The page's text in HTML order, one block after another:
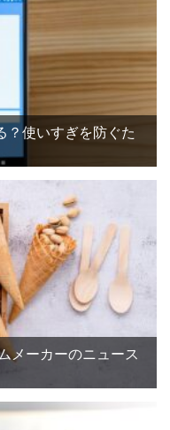
？使いすぎを防ぐた
メーカーのニュース